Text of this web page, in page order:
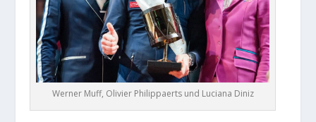
Werner Muff, Olivier Philippaerts und Luciana Diniz